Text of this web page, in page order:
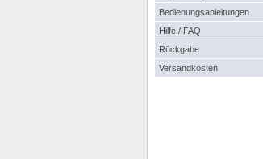
Bedienungsanleitungen
Hilfe / FAQ
Rückgabe
Versandkosten